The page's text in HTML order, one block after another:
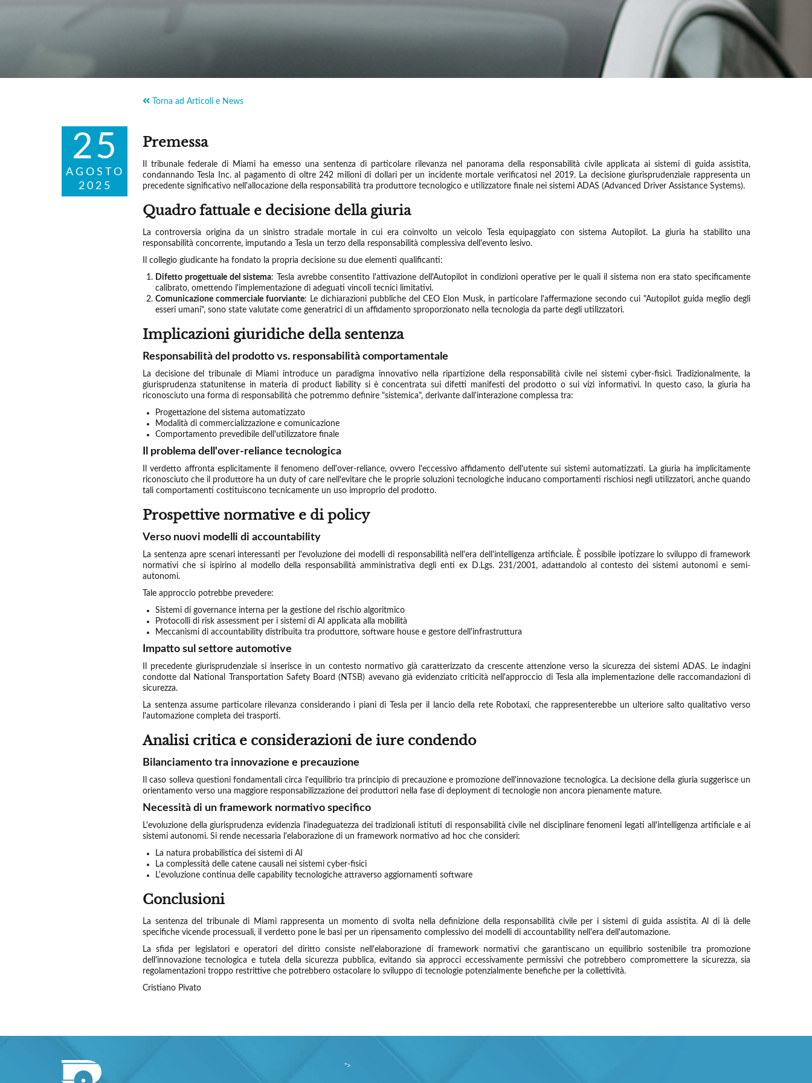
25
AGOSTO
2025
Premessa
Il tribunale federale di Miami ha emesso una sentenza di particolare rilevanza nel panorama della responsabilità civile applicata ai sistemi di guida assistita,
condannando Tesla Inc. al pagamento di oltre 242 milioni di dollari per un incidente mortale verificatosi nel 2019. La decisione giurisprudenziale rappresenta un
precedente significativo nell'allocazione della responsabilità tra produttore tecnologico e utilizzatore finale nei sistemi ADAS (Advanced Driver Assistance Systems).
Quadro fattuale e decisione della giuria
La controversia origina da un sinistro stradale mortale in cui era coinvolto un veicolo Tesla equipaggiato con sistema Autopilot. La giuria ha stabilito una
responsabilità concorrente, imputando a Tesla un terzo della responsabilità complessiva dell'evento lesivo.
Il collegio giudicante ha fondato la propria decisione su due elementi qualificanti:
Difetto progettuale del sistema: Tesla avrebbe consentito l'attivazione dell'Autopilot in condizioni operative per le quali il sistema non era stato specificamente
calibrato, omettendo l'implementazione di adeguati vincoli tecnici limitativi.
Comunicazione commerciale fuorviante: Le dichiarazioni pubbliche del CEO Elon Musk, in particolare l'affermazione secondo cui "Autopilot guida meglio degli
esseri umani", sono state valutate come generatrici di un affidamento sproporzionato nella tecnologia da parte degli utilizzatori.
Implicazioni giuridiche della sentenza
Responsabilità del prodotto vs. responsabilità comportamentale
La decisione del tribunale di Miami introduce un paradigma innovativo nella ripartizione della responsabilità civile nei sistemi cyber-fisici. Tradizionalmente, la
giurisprudenza statunitense in materia di product liability si è concentrata sui difetti manifesti del prodotto o sui vizi informativi. In questo caso, la giuria ha
riconosciuto una forma di responsabilità che potremmo definire "sistemica", derivante dall'interazione complessa tra:
Progettazione del sistema automatizzato
Modalità di commercializzazione e comunicazione
Comportamento prevedibile dell'utilizzatore finale
Il problema dell'over-reliance tecnologica
Il verdetto affronta esplicitamente il fenomeno dell'over-reliance, ovvero l'eccessivo affidamento dell'utente sui sistemi automatizzati. La giuria ha implicitamente
riconosciuto che il produttore ha un duty of care nell'evitare che le proprie soluzioni tecnologiche inducano comportamenti rischiosi negli utilizzatori, anche quando
tali comportamenti costituiscono tecnicamente un uso improprio del prodotto.
Prospettive normative e di policy
Verso nuovi modelli di accountability
La sentenza apre scenari interessanti per l'evoluzione dei modelli di responsabilità nell'era dell'intelligenza artificiale. È possibile ipotizzare lo sviluppo di framework
normativi che si ispirino al modello della responsabilità amministrativa degli enti ex D.Lgs. 231/2001, adattandolo al contesto dei sistemi autonomi e semi-
autonomi.
Tale approccio potrebbe prevedere:
Sistemi di governance interna per la gestione del rischio algoritmico
Protocolli di risk assessment per i sistemi di AI applicata alla mobilità
Meccanismi di accountability distribuita tra produttore, software house e gestore dell'infrastruttura
Impatto sul settore automotive
Il precedente giurisprudenziale si inserisce in un contesto normativo già caratterizzato da crescente attenzione verso la sicurezza dei sistemi ADAS. Le indagini
condotte dal National Transportation Safety Board (NTSB) avevano già evidenziato criticità nell'approccio di Tesla alla implementazione delle raccomandazioni di
sicurezza.
La sentenza assume particolare rilevanza considerando i piani di Tesla per il lancio della rete Robotaxi, che rappresenterebbe un ulteriore salto qualitativo verso
l'automazione completa dei trasporti.
Analisi critica e considerazioni de iure condendo
Bilanciamento tra innovazione e precauzione
Il caso solleva questioni fondamentali circa l'equilibrio tra principio di precauzione e promozione dell'innovazione tecnologica. La decisione della giuria suggerisce un
orientamento verso una maggiore responsabilizzazione dei produttori nella fase di deployment di tecnologie non ancora pienamente mature.
Necessità di un framework normativo specifico
L'evoluzione della giurisprudenza evidenzia l'inadeguatezza dei tradizionali istituti di responsabilità civile nel disciplinare fenomeni legati all'intelligenza artificiale e ai
sistemi autonomi. Si rende necessaria l'elaborazione di un framework normativo ad hoc che consideri:
La natura probabilistica dei sistemi di AI
La complessità delle catene causali nei sistemi cyber-fisici
L'evoluzione continua delle capability tecnologiche attraverso aggiornamenti software
Conclusioni
La sentenza del tribunale di Miami rappresenta un momento di svolta nella definizione della responsabilità civile per i sistemi di guida assistita. Al di là delle
specifiche vicende processuali, il verdetto pone le basi per un ripensamento complessivo dei modelli di accountability nell'era dell'automazione.
La sfida per legislatori e operatori del diritto consiste nell'elaborazione di framework normativi che garantiscano un equilibrio sostenibile tra promozione
dell'innovazione tecnologica e tutela della sicurezza pubblica, evitando sia approcci eccessivamente permissivi che potrebbero compromettere la sicurezza, sia
regolamentazioni troppo restrittive che potrebbero ostacolare lo sviluppo di tecnologie potenzialmente benefiche per la collettività.
Cristiano Pivato
Torna ad Articoli e News
">